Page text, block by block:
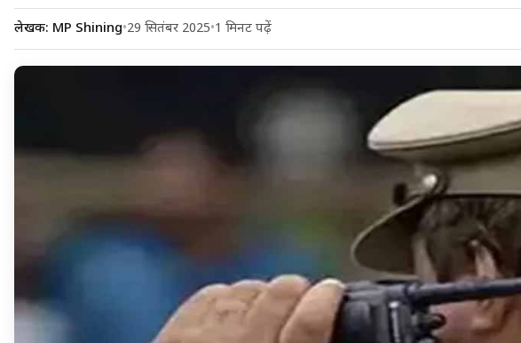
लेखक: MP Shining•29 सितंबर 2025•1 मिनट पढ़ें